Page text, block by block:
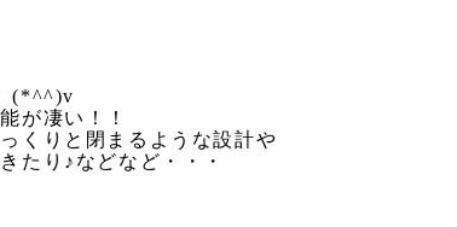
(*^^)v
が凄い！！
くりと閉まるような設計や
たり♪などなど・・・